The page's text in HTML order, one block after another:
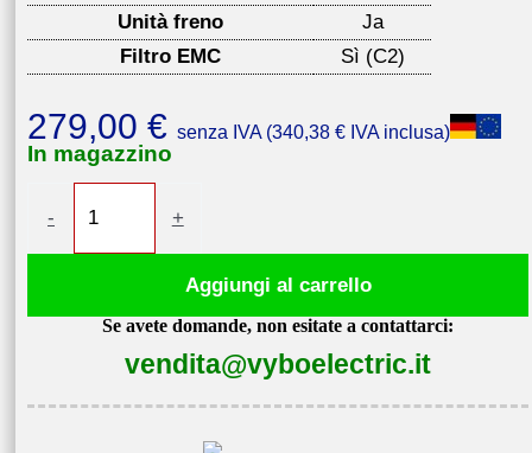
Unità freno
Ja
Filtro EMC
Sì (C2)
279,00 € senza IVA (340,38 € IVA inclusa)
In magazzino
- +
Aggiungi al carrello
Se avete domande, non esitate a contattarci:
vendita@vyboelectric.it